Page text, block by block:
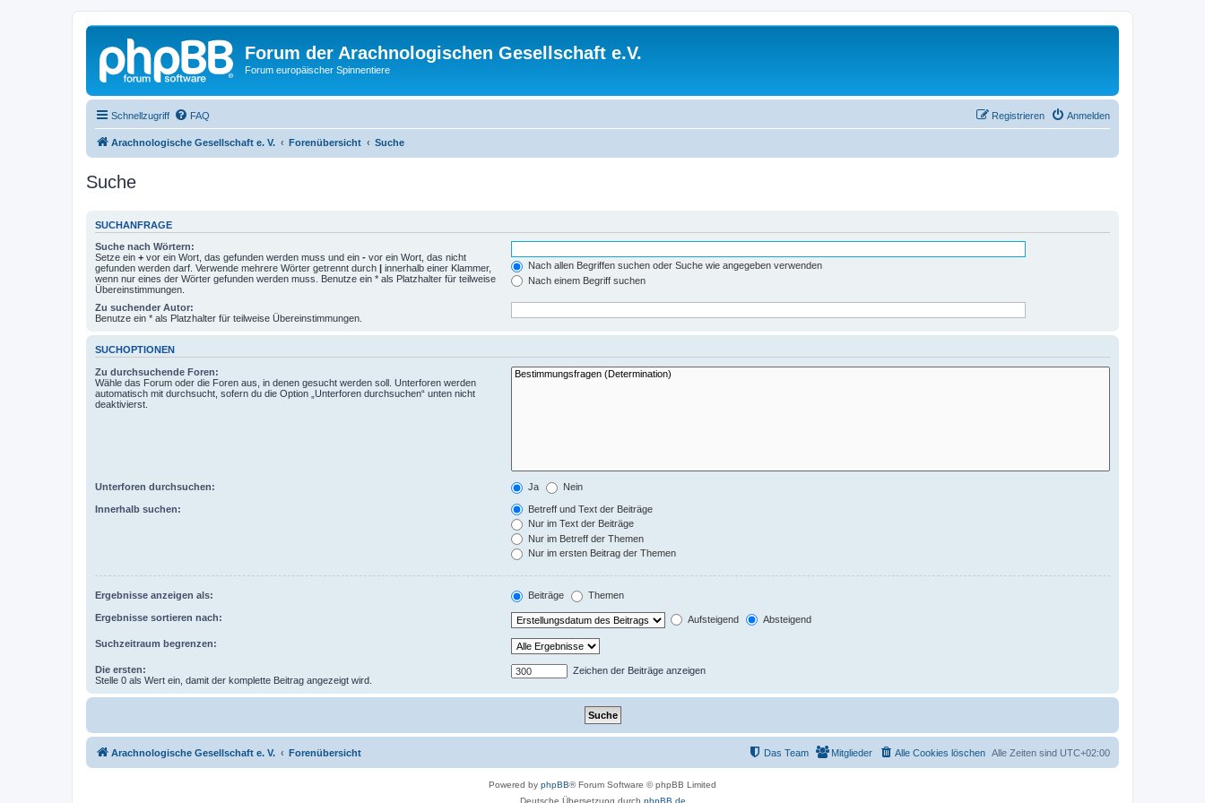
Forum der Arachnologischen Gesellschaft e.V.
Forum europäischer Spinnentiere
Schnellzugriff FAQ Anmelden
Registrieren
Arachnologische Gesellschaft e. V. Forenübersicht Suche
Suche
SUCHANFRAGE
Suche nach Wörtern:
Setze ein + vor ein Wort, das gefunden werden muss und ein - vor ein Wort, das nicht
gefunden werden darf. Verwende mehrere Wörter getrennt durch | innerhalb einer Klammer,
wenn nur eines der Wörter gefunden werden muss. Benutze ein * als Platzhalter für teilweise
Übereinstimmungen.
Nach allen Begriffen suchen oder Suche wie angegeben verwenden
Nach einem Begriff suchen
Zu suchender Autor:
Benutze ein * als Platzhalter für teilweise Übereinstimmungen.
SUCHOPTIONEN
Zu durchsuchende Foren:
Wähle das Forum oder die Foren aus, in denen gesucht werden soll. Unterforen werden
automatisch mit durchsucht, sofern du die Option „Unterforen durchsuchen“ unten nicht
deaktivierst.
Unterforen durchsuchen: Ja Nein
Innerhalb suchen:
Betreff und Text der Beiträge
Nur im Text der Beiträge
Nur im Betreff der Themen
Nur im ersten Beitrag der Themen
Ergebnisse anzeigen als: Beiträge Themen
Ergebnisse sortieren nach: Aufsteigend Absteigend
Suchzeitraum begrenzen:
Die ersten:
Stelle 0 als Wert ein, damit der komplette Beitrag angezeigt wird.
Zeichen der Beiträge anzeigen
Arachnologische Gesellschaft e. V. Forenübersicht Alle Zeiten sind UTC+02:00
Alle Cookies löschen
Mitglieder
Das Team
Powered by phpBB® Forum Software © phpBB Limited
Deutsche Übersetzung durch phpBB.de